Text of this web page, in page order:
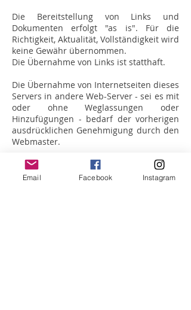
Die Bereitstellung von Links und
Dokumenten erfolgt "as is". Für die
Richtigkeit, Aktualität, Vollständigkeit wird
keine Gewähr übernommen.
Die Übernahme von Links ist statthaft.
Die Übernahme von Internetseiten dieses
Servers in andere Web-Server - sei es mit
oder ohne Weglassungen oder
Hinzufügungen - bedarf der vorherigen
ausdrücklichen Genehmigung durch den
Webmaster.
Email Facebook Instagram